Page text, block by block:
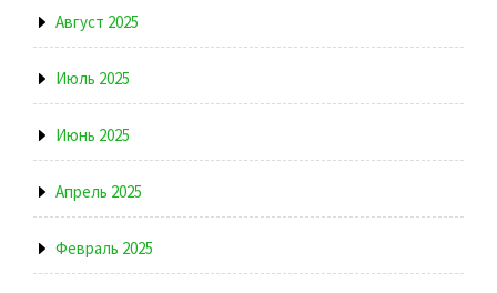
Август 2025
Июль 2025
Июнь 2025
Апрель 2025
Февраль 2025